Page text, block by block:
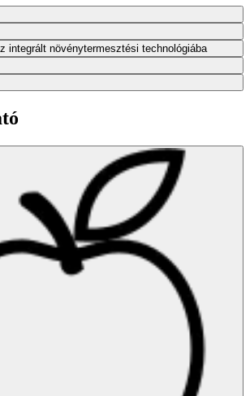
integrált növénytermesztési technológiába